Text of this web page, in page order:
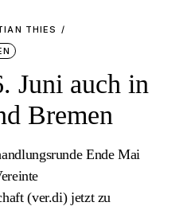
THIES
Juni auch in
Bremen
Ende Mai
(ver.di) jetzt zu